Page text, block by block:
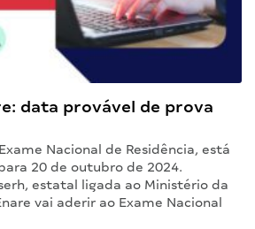
data provável de prova
Nacional de Residência, está
20 de outubro de 2024.
estatal ligada ao Ministério da
vai aderir ao Exame Nacional